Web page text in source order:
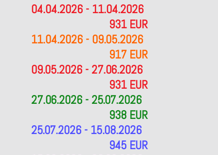
04.04.2026 - 11.04.2026
931 EUR
11.04.2026 - 09.05.2026
917 EUR
09.05.2026 - 27.06.2026
931 EUR
27.06.2026 - 25.07.2026
938 EUR
25.07.2026 - 15.08.2026
945 EUR